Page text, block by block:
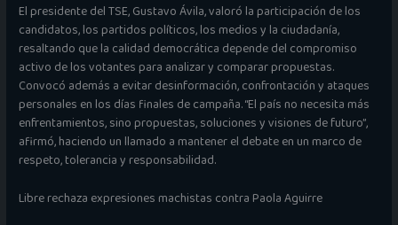
El presidente del TSE, Gustavo Ávila, valoró la participación de los
candidatos, los partidos políticos, los medios y la ciudadanía,
resaltando que la calidad democrática depende del compromiso
activo de los votantes para analizar y comparar propuestas.
Convocó además a evitar desinformación, confrontación y ataques
personales en los días finales de campaña. “El país no necesita más
enfrentamientos, sino propuestas, soluciones y visiones de futuro”,
afirmó, haciendo un llamado a mantener el debate en un marco de
respeto, tolerancia y responsabilidad.
Libre rechaza expresiones machistas contra Paola Aguirre